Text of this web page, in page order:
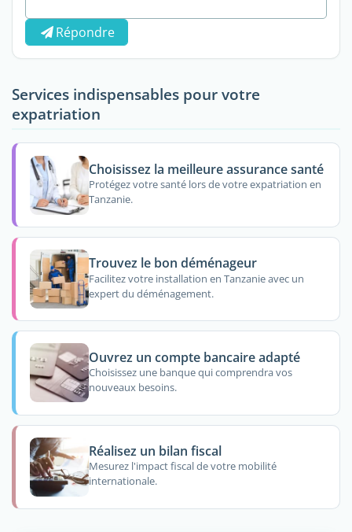
Répondre
Services indispensables pour votre
expatriation
Choisissez la meilleure assurance santé
Protégez votre santé lors de votre expatriation en
Tanzanie.
Trouvez le bon déménageur
Facilitez votre installation en Tanzanie avec un
expert du déménagement.
Ouvrez un compte bancaire adapté
Choisissez une banque qui comprendra vos
nouveaux besoins.
Réalisez un bilan fiscal
Mesurez l'impact fiscal de votre mobilité
internationale.